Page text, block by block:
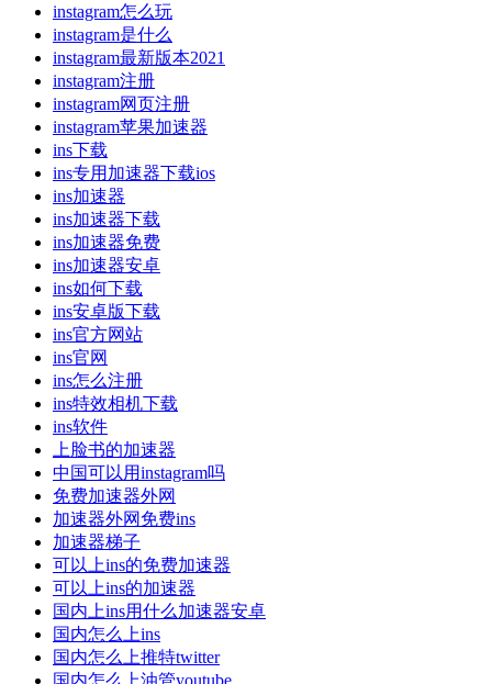
instagram怎么玩
instagram是什么
instagram最新版本2021
instagram注册
instagram网页注册
instagram苹果加速器
ins下载
ins专用加速器下载ios
ins加速器
ins加速器下载
ins加速器免费
ins加速器安卓
ins如何下载
ins安卓版下载
ins官方网站
ins官网
ins怎么注册
ins特效相机下载
ins软件
上脸书的加速器
中国可以用instagram吗
免费加速器外网
加速器外网免费ins
加速器梯子
可以上ins的免费加速器
可以上ins的加速器
国内上ins用什么加速器安卓
国内怎么上ins
国内怎么上推特twitter
国内怎么上油管youtube